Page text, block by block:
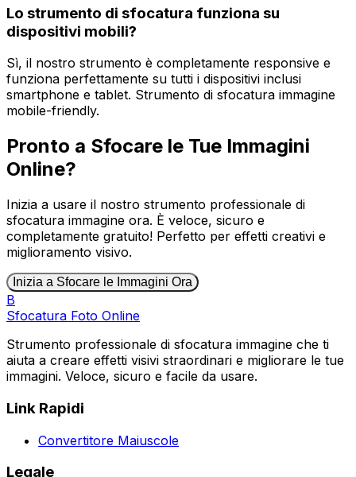
Lo strumento di sfocatura funziona su
dispositivi mobili?
Sì, il nostro strumento è completamente responsive e
funziona perfettamente su tutti i dispositivi inclusi
smartphone e tablet. Strumento di sfocatura immagine
mobile-friendly.
Pronto a Sfocare le Tue Immagini
Online?
Inizia a usare il nostro strumento professionale di
sfocatura immagine ora. È veloce, sicuro e
completamente gratuito! Perfetto per effetti creativi e
miglioramento visivo.
Inizia a Sfocare le Immagini Ora
B
Sfocatura Foto Online
Strumento professionale di sfocatura immagine che ti
aiuta a creare effetti visivi straordinari e migliorare le tue
immagini. Veloce, sicuro e facile da usare.
Link Rapidi
Convertitore Maiuscole
Legale